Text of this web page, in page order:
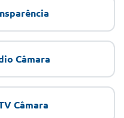
Câmara
Câmara